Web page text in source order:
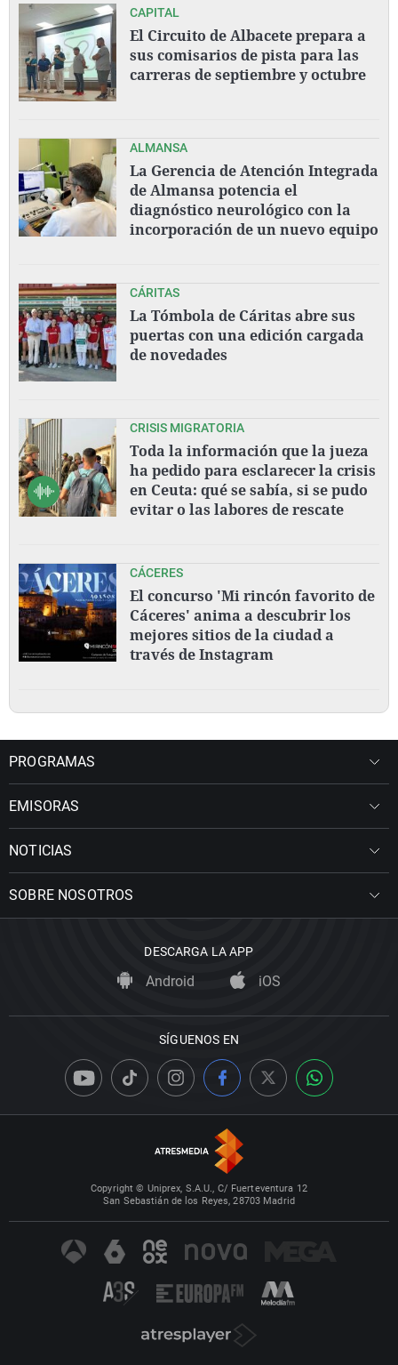
CAPITAL
El Circuito de Albacete prepara a
sus comisarios de pista para las
carreras de septiembre y octubre
ALMANSA
La Gerencia de Atención Integrada
de Almansa potencia el
diagnóstico neurológico con la
incorporación de un nuevo equipo
CÁRITAS
La Tómbola de Cáritas abre sus
puertas con una edición cargada
de novedades
CRISIS MIGRATORIA
Toda la información que la jueza
ha pedido para esclarecer la crisis
en Ceuta: qué se sabía, si se pudo
evitar o las labores de rescate
CÁCERES
El concurso 'Mi rincón favorito de
Cáceres' anima a descubrir los
mejores sitios de la ciudad a
través de Instagram
PROGRAMAS
EMISORAS
NOTICIAS
SOBRE NOSOTROS
DESCARGA LA APP
Android iOS
SÍGUENOS EN
Copyright © Uniprex, S.A.U., C/ Fuerteventura 12
San Sebastián de los Reyes, 28703 Madrid